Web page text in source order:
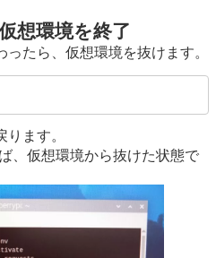
想環境を終了
たら、仮想環境を抜けます。
ます。
、仮想環境から抜けた状態で